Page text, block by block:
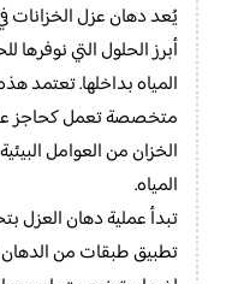
يُعد دهان عزل الخزانات
أبرز الحلول التي
المياه بداخلها. تعتمد
متخصصة تعمل كحاجز
الخزان من العوامل
المياه.
تبدأ عملية دهان العزل
تطبيق طبقات من